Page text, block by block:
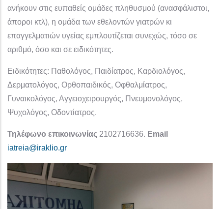
ανήκουν στις ευπαθείς ομάδες πληθυσμού (ανασφάλιστοι,
άποροι κτλ), η ομάδα των εθελοντών γιατρών κι
επαγγελματιών υγείας εμπλουτίζεται συνεχώς, τόσο σε
αριθμό, όσο και σε ειδικότητες.
Ειδικότητες: Παθολόγος, Παιδίατρος, Καρδιολόγος,
Δερματολόγος, Ορθοπαιδικός, Οφθαλμίατρος,
Γυναικολόγος, Αγγειοχειρουργός, Πνευμονολόγος,
Ψυχολόγος, Οδοντίατρος.
Τηλέφωνο επικοινωνίας 2102716636. Email
iatreia@iraklio.gr